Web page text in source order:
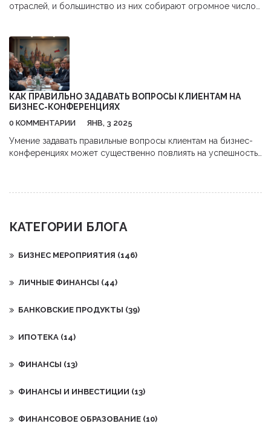
отраслей, и большинство из них собирают огромное число
значимые мероприятия. Эта статья поможет быстро понять,
куда ехать, чтобы попасть на нужную выставку. Вы узнаете,
чем отличаются площадки между собой, и получите советы
по подготовке к визиту. Практические подсказки и
интересные факты сделают посещение выставки проще и
эффективнее.
КАК ПРАВИЛЬНО ЗАДАВАТЬ ВОПРОСЫ КЛИЕНТАМ НА
БИЗНЕС-КОНФЕРЕНЦИЯХ
0 КОММЕНТАРИИ ЯНВ, 3 2025
Умение задавать правильные вопросы клиентам на бизнес-
конференциях может существенно повлиять на успешность
клиентов и ответить на их ожидания. А также рассказывает о
инструментах для улучшения коммуникации с клиентами.
КАТЕГОРИИ БЛОГА
БИЗНЕС МЕРОПРИЯТИЯ (146)
ЛИЧНЫЕ ФИНАНСЫ (44)
БАНКОВСКИЕ ПРОДУКТЫ (39)
ИПОТЕКА (14)
ФИНАНСЫ (13)
ФИНАНСЫ И ИНВЕСТИЦИИ (13)
ФИНАНСОВОЕ ОБРАЗОВАНИЕ (10)